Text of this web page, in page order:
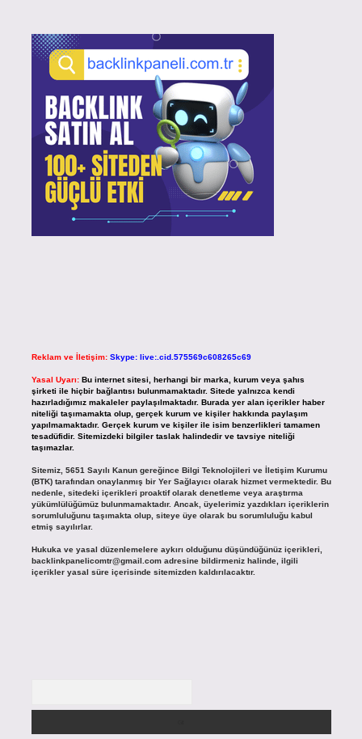
Reklam ve İletişim: Skype: live:.cid.575569c608265c69
Yasal Uyarı: Bu internet sitesi, herhangi bir marka, kurum veya şahıs
şirketi ile hiçbir bağlantısı bulunmamaktadır. Sitede yalnızca kendi
hazırladığımız makaleler paylaşılmaktadır. Burada yer alan içerikler haber
niteliği taşımamakta olup, gerçek kurum ve kişiler hakkında paylaşım
yapılmamaktadır. Gerçek kurum ve kişiler ile isim benzerlikleri tamamen
tesadüfidir. Sitemizdeki bilgiler taslak halindedir ve tavsiye niteliği
taşımazlar.
Sitemiz, 5651 Sayılı Kanun gereğince Bilgi Teknolojileri ve İletişim Kurumu
(BTK) tarafından onaylanmış bir Yer Sağlayıcı olarak hizmet vermektedir. Bu
nedenle, sitedeki içerikleri proaktif olarak denetleme veya araştırma
yükümlülüğümüz bulunmamaktadır. Ancak, üyelerimiz yazdıkları içeriklerin
sorumluluğunu taşımakta olup, siteye üye olarak bu sorumluluğu kabul
etmiş sayılırlar.
Hukuka ve yasal düzenlemelere aykırı olduğunu düşündüğünüz içerikleri,
backlinkpanelicomtr@gmail.comadresine bildirmeniz halinde, ilgili
içerikler yasal süre içerisinde sitemizden kaldırılacaktır.